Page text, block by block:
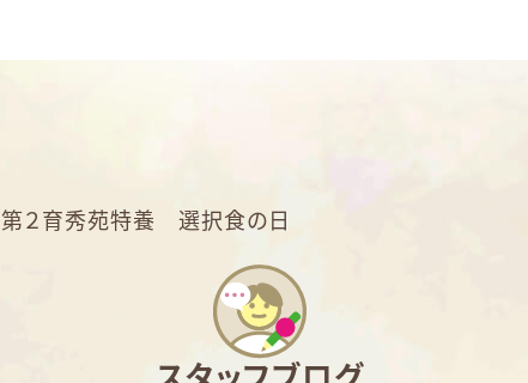
第２育秀苑特養 選択食の日